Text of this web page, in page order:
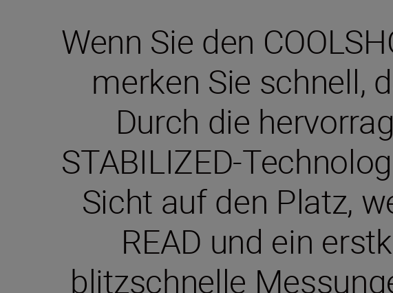
Wenn Sie den
merken Sie schnell,
Durch die
STABILIZED-
Sicht auf den Platz,
READ und ein
blitzschnelle